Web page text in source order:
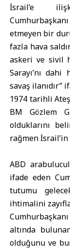
İsrail’e
etmeyen bir
fazla hava
askeri ve sivil
Sarayı’nı
savaş ilanıdır”
1974 tarihli
BM Gözlem
olduklarını
rağmen
ABD
ifade eden
tutumu
ihtimalini
altında
olduğunu ve